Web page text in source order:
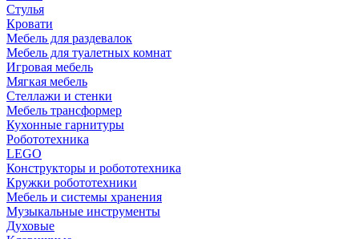
Cтулья
Кровати
Мебель для раздевалок
Мебель для туалетных комнат
Игровая мебель
Мягкая мебель
Стеллажи и стенки
Мебель трансформер
Кухонные гарнитуры
Робототехника
LEGO
Конструкторы и робототехника
Кружки робототехники
Мебель и системы хранения
Музыкальные инструменты
Духовые